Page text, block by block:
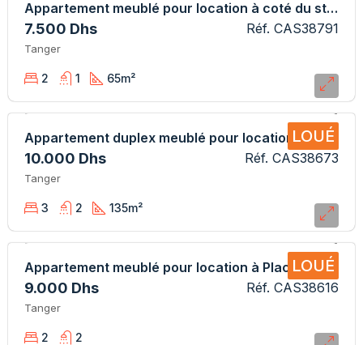
Appartement meublé pour location à coté du stade
7.500 Dhs Réf. CAS38791
Tanger
2 1 65m²
LOUÉ
Appartement duplex meublé pour location au Golf
10.000 Dhs Réf. CAS38673
Tanger
3 2 135m²
LOUÉ
Appartement meublé pour location à Place Mozart
9.000 Dhs Réf. CAS38616
Tanger
2 2